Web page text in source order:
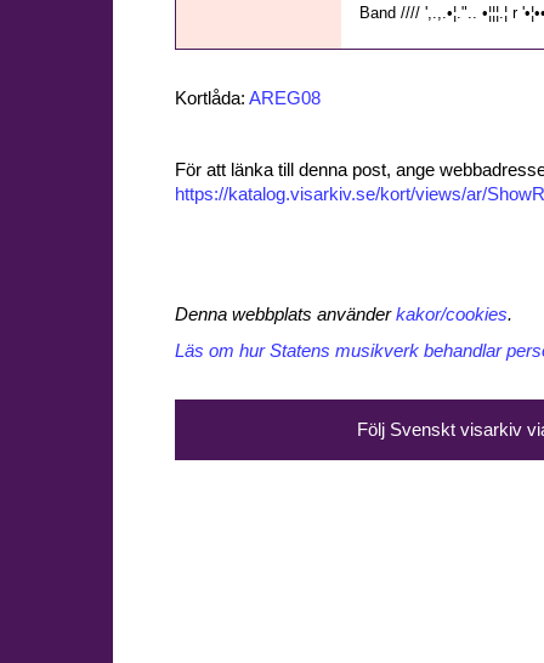
Band //// ',.,.•¦.".. •¦¦¦.¦ r
Kortlåda: AREG08
För att länka till denna post, ange
https://katalog.visarkiv.se/kort/views/ar/
Denna webbplats använderkakor/cookies.
Läs om hur Statens musikverk behandlar
Följ Svenskt visarkiv